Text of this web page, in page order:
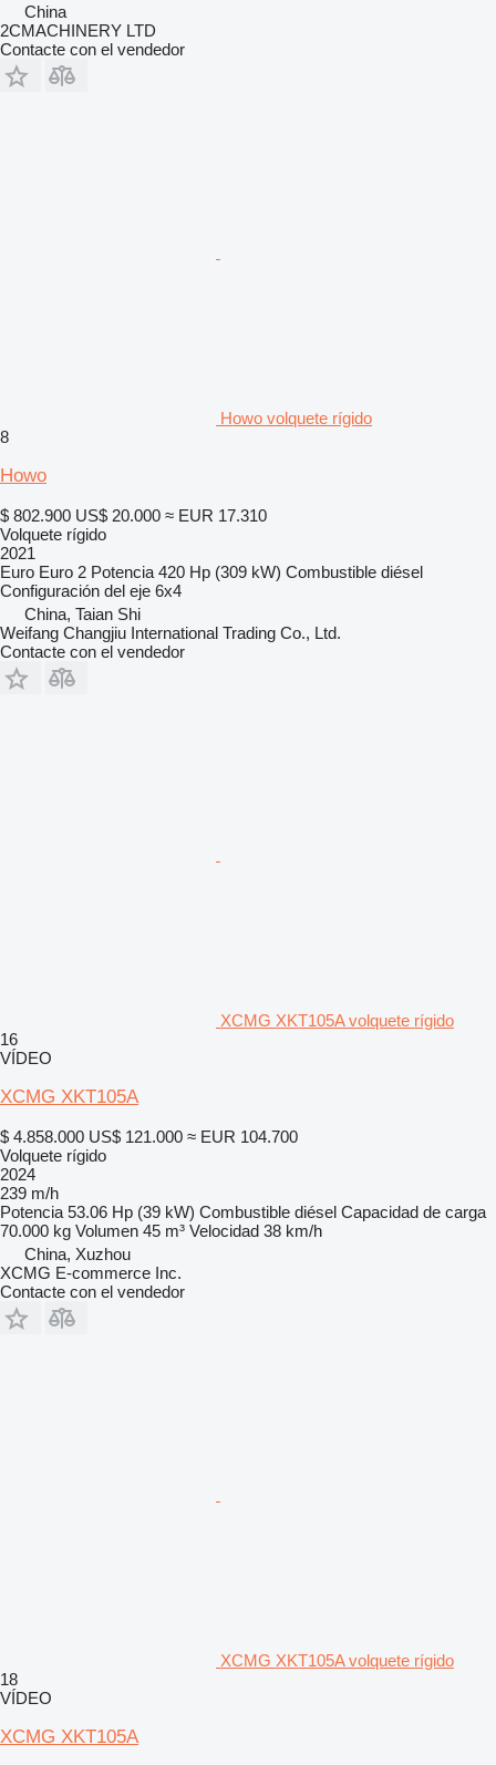
China
2CMACHINERY LTD
Contacte con el vendedor
Howo volquete rígido
8
Howo
$ 802.900 US$ 20.000 ≈ EUR 17.310
Volquete rígido
2021
Euro Euro 2 Potencia 420 Hp (309 kW) Combustible diésel
Configuración del eje 6x4
China, Taian Shi
Weifang Changjiu International Trading Co., Ltd.
Contacte con el vendedor
XCMG XKT105A volquete rígido
16
VÍDEO
XCMG XKT105A
$ 4.858.000 US$ 121.000 ≈ EUR 104.700
Volquete rígido
2024
239 m/h
Potencia 53.06 Hp (39 kW) Combustible diésel Capacidad de carga
70.000 kg Volumen 45 m³ Velocidad 38 km/h
China, Xuzhou
XCMG E-commerce Inc.
Contacte con el vendedor
XCMG XKT105A volquete rígido
18
VÍDEO
XCMG XKT105A